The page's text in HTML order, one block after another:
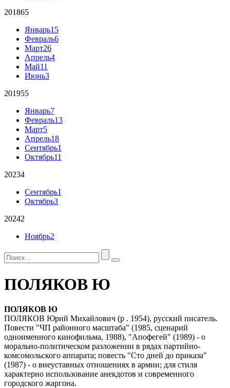
201865
Январь15
Февраль6
Март26
Апрель4
Май11
Июнь3
201955
Январь7
Февраль13
Март5
Апрель18
Сентябрь1
Октябрь11
20234
Сентябрь1
Октябрь3
20242
Ноябрь2
ПОЛЯКОВ Ю
ПОЛЯКОВ Ю
ПОЛЯКОВ Юрий Михайлович (р . 1954), русский писатель.
Повести "ЧП районного масштаба" (1985, сценарий
одноименного кинофильма, 1988), "Апофегей" (1989) - о
морально-политическом разложении в рядах партийно-
комсомольского аппарата; повесть "Сто дней до приказа"
(1987) - о внеуставных отношениях в армии; для стиля
характерно использование анекдотов и современного
городского жаргона.